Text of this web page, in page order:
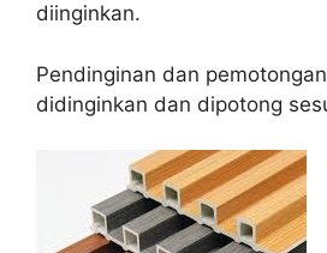
diinginkan.
Pendinginan dan
didinginkan dan dipotong